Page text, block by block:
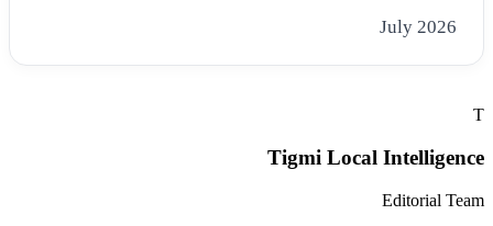
July 2026
T
Tigmi Local Intelligence
Editorial Team